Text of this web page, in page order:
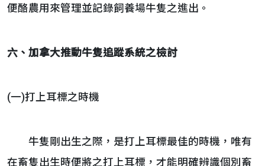
便酪農用來管理並記錄飼養場牛隻之進出。
六、加拿大推動牛隻追蹤系統之檢討
(一)打上耳標之時機
牛隻剛出生之際，是打上耳標最佳的時機，唯有
在畜隻出生時便將之打上耳標，才能明確辨識個別畜